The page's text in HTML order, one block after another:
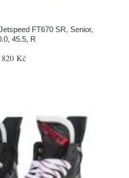
FT670 SR, Senior,
45.5, R
Kč